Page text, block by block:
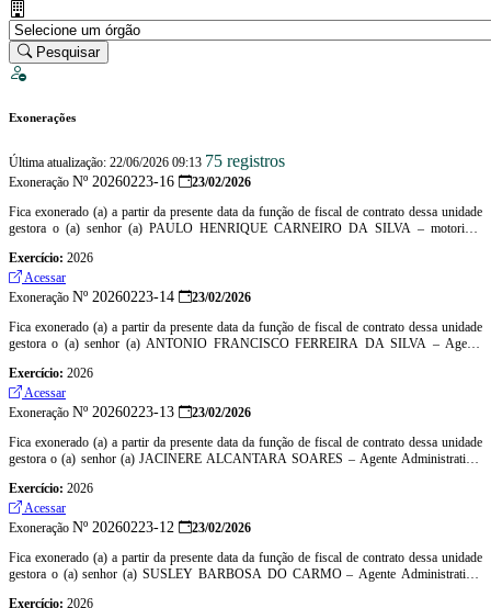
Pesquisar
Exonerações
Última atualização: 22/06/2026 09:13 75 registros
Exoneração Nº 20260223-16
23/02/2026
Fica exonerado (a) a partir da presente data da função de fiscal de contrato dessa unidade
gestora o (a) senhor (a) PAULO HENRIQUE CARNEIRO DA SILVA – motorista,
Exercício: 2026
Acessar
Exoneração Nº 20260223-14
23/02/2026
Fica exonerado (a) a partir da presente data da função de fiscal de contrato dessa unidade
gestora o (a) senhor (a) ANTONIO FRANCISCO FERREIRA DA SILVA – Agente
Exercício: 2026
Acessar
Exoneração Nº 20260223-13
23/02/2026
Fica exonerado (a) a partir da presente data da função de fiscal de contrato dessa unidade
gestora o (a) senhor (a) JACINERE ALCANTARA SOARES – Agente Administrativo,
Exercício: 2026
Acessar
Exoneração Nº 20260223-12
23/02/2026
Fica exonerado (a) a partir da presente data da função de fiscal de contrato dessa unidade
gestora o (a) senhor (a) SUSLEY BARBOSA DO CARMO – Agente Administrativo,
Exercício: 2026